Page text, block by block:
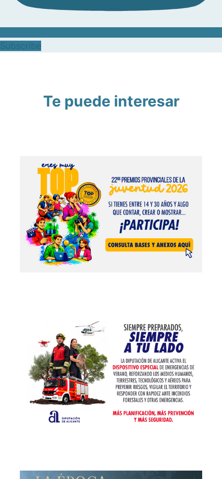
Te puede interesar